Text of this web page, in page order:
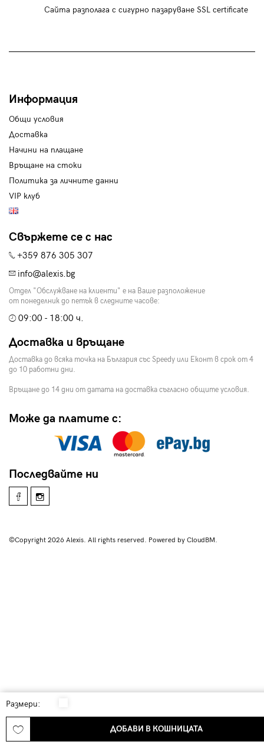
Размери:
ДОБАВИ В КОШНИЦАТА
Сайта разполага с сигурно пазаруване SSL certificate
Информация
Общи условия
Доставка
Начини на плащане
Връщане на стоки
Политика за личните данни
VIP клуб
Свържете се с нас
+359 876 305 307
info@alexis.bg
Отдел "Обслужване на клиенти" е на Ваше разположение
от понеделник до петък в следните часове:
09:00 - 18:00 ч.
Доставка и връщане
Доставка до всяка точка на България със Speedy или Еконт в срок от 4
до 10 работни дни.
Връщане до 14 дни от датата на доставка съгласно общите условия.
Може да платите с:
Последвайте ни
©Copyright 2026 Alexis. All rights reserved. Powered by CloudBM.